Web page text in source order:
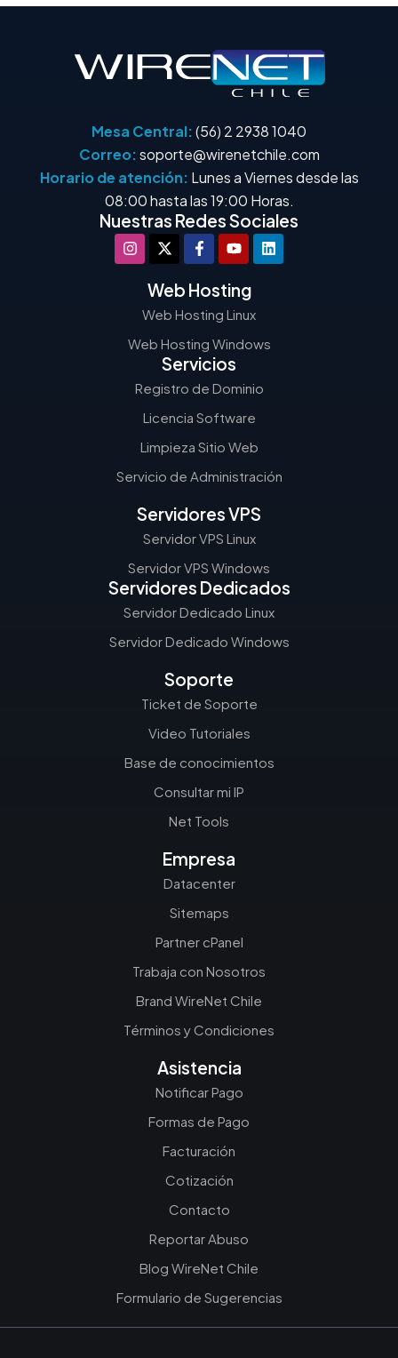
Mesa Central:(56) 2 2938 1040
Correo:soporte@wirenetchile.com
Horario de atención: Lunes a Viernes desde las
08:00 hasta las 19:00 Horas.
Nuestras Redes Sociales
Web Hosting
Web Hosting Linux
Web Hosting Windows
Servicios
Registro de Dominio
Licencia Software
Limpieza Sitio Web
Servicio de Administración
Servidores VPS
Servidor VPS Linux
Servidor VPS Windows
Servidores Dedicados
Servidor Dedicado Linux
Servidor Dedicado Windows
Soporte
Ticket de Soporte
Video Tutoriales
Base de conocimientos
Consultar mi IP
Net Tools
Empresa
Datacenter
Sitemaps
Partner cPanel
Trabaja con Nosotros
Brand WireNet Chile
Términos y Condiciones
Asistencia
Notificar Pago
Formas de Pago
Facturación
Cotización
Contacto
Reportar Abuso
Blog WireNet Chile
Formulario de Sugerencias